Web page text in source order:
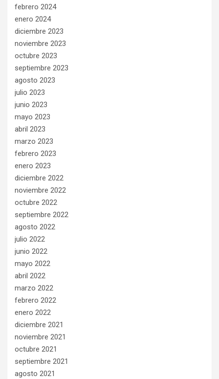
febrero 2024
enero 2024
diciembre 2023
noviembre 2023
octubre 2023
septiembre 2023
agosto 2023
julio 2023
junio 2023
mayo 2023
abril 2023
marzo 2023
febrero 2023
enero 2023
diciembre 2022
noviembre 2022
octubre 2022
septiembre 2022
agosto 2022
julio 2022
junio 2022
mayo 2022
abril 2022
marzo 2022
febrero 2022
enero 2022
diciembre 2021
noviembre 2021
octubre 2021
septiembre 2021
agosto 2021